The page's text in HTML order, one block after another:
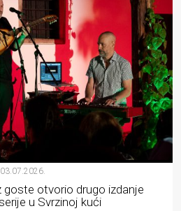
03.07.2026.
goste otvorio drugo izdanje
u Svrzinoj kući